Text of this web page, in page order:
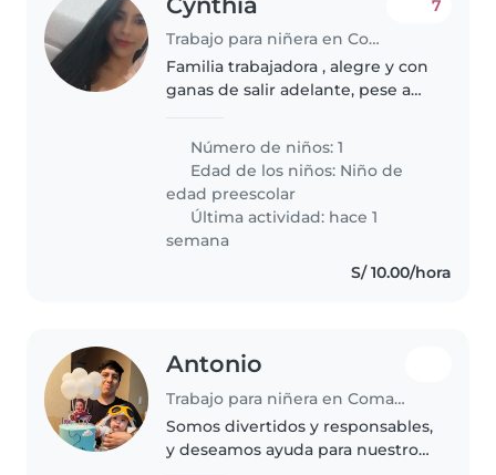
Trabajo para niñera en Comas (Departamento de Lima)
7
Familia trabajadora , alegre y con
ganas de salir adelante, pese a
tenemos a nadie al cuidado de la
persona accidentada
Número de niños: 1
Edad de los niños: Niño de
edad preescolar
Última actividad: hace 1
semana
S/ 10.00/hora
Antonio
Trabajo para niñera en Comas (Departamento de Lima)
Somos divertidos y responsables,
y deseamos ayuda para nuestro